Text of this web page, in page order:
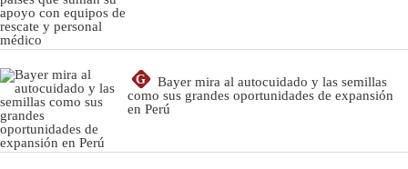
G
Bayer mira al autocuidado y las semillas
como sus grandes oportunidades de expansión
en Perú